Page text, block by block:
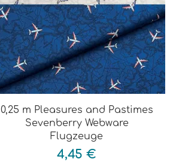
0,25 m Pleasures and Pastimes
Sevenberry Webware
Flugzeuge
4,45 €